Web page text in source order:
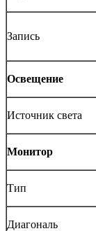
Запись
Освещение
Источник света
Монитор
Тип
Диагональ